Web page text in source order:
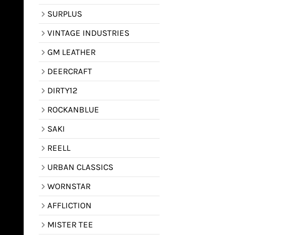
SURPLUS
VINTAGE INDUSTRIES
GM LEATHER
DEERCRAFT
DIRTY12
ROCKANBLUE
SAKI
REELL
URBAN CLASSICS
WORNSTAR
AFFLICTION
MISTER TEE